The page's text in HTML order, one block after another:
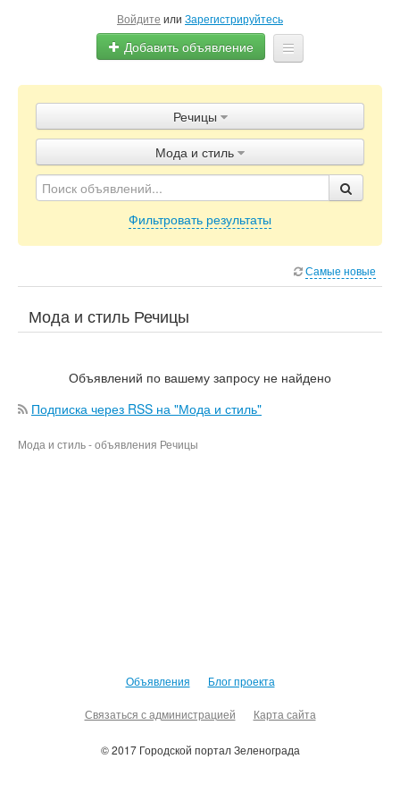
Войдите или Зарегистрируйтесь
Добавить объявление
Объявления
Блог
Речицы
Мода и стиль
Фильтровать результаты
Самые новые
Мода и стиль Речицы
Объявлений по вашему запросу не найдено
Подписка через RSS на "Мода и стиль"
Мода и стиль - объявления Речицы
Объявления Блог проекта
Связаться с администрацией Карта сайта
© 2017 Городской портал Зеленограда